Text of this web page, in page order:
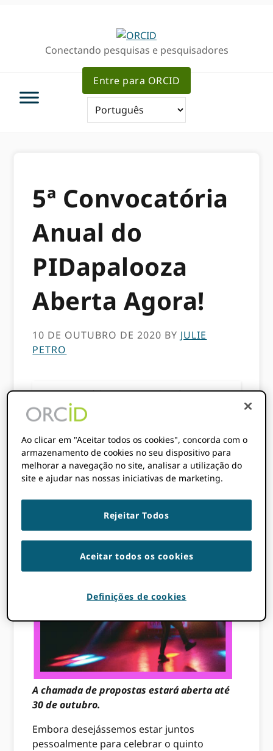
navegaçãoConectando pesquisas e pesquisadores
Entre para ORCID
5ª Convocatória
Anual do
PIDapalooza
Aberta Agora!
10 DE OUTUBRO DE 2020 BY JULIE
PETRO
Este conteúdo tem mais de três anos. As
informações contidas nesta publicação
podem estar incorretas.
A chamada de propostas estará aberta até
30 de outubro.
Embora desejássemos estar juntos
pessoalmente para celebrar o quinto
Ao clicar em "Aceitar todos os cookies", concorda com o
armazenamento de cookies no seu dispositivo para
melhorar a navegação no site, analisar a utilização do
site e ajudar nas nossas iniciativas de marketing.
Rejeitar Todos
Aceitar todos os cookies
Definições de cookies